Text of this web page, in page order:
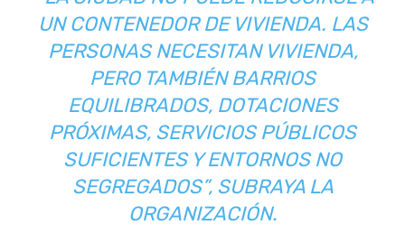
UN CONTENEDOR DE VIVIENDA. LAS
PERSONAS NECESITAN VIVIENDA,
PERO TAMBIÉN BARRIOS
EQUILIBRADOS, DOTACIONES
PRÓXIMAS, SERVICIOS PÚBLICOS
SUFICIENTES Y ENTORNOS NO
SEGREGADOS”, SUBRAYA LA
ORGANIZACIÓN.